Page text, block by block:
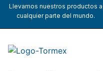
Llevamos nuestros productos a
cualquier parte del mundo.